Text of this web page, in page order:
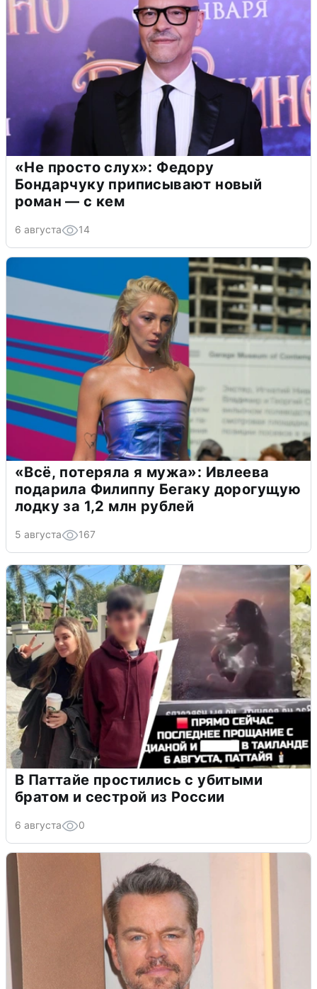
«Не просто слух»: Федору
Бондарчуку приписывают новый
роман — с кем
6 августа 14
«Всё, потеряла я мужа»: Ивлеева
подарила Филиппу Бегаку дорогущую
лодку за 1,2 млн рублей
5 августа 167
В Паттайе простились с убитыми
братом и сестрой из России
6 августа 0